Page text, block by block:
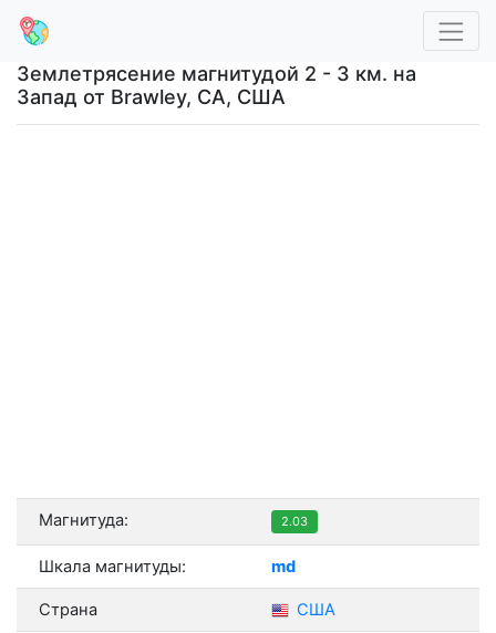
Землетрясение магнитудой 2 - 3 км. на
Запад от Brawley, CA, США
Магнитуда: 2.03
Шкала магнитуды: md
Страна США